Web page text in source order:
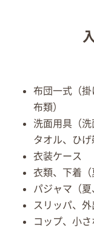
布団一式（
布類）
洗面用具（洗
タオル、ひげ
衣装ケース
衣類、下着（
パジャマ（夏
スリッパ、
コップ、小